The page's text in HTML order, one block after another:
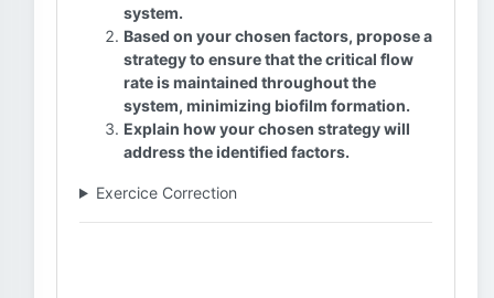
system.
Based on your chosen factors, propose a
strategy to ensure that the critical flow
rate is maintained throughout the
system, minimizing biofilm formation.
Explain how your chosen strategy will
address the identified factors.
Exercice Correction